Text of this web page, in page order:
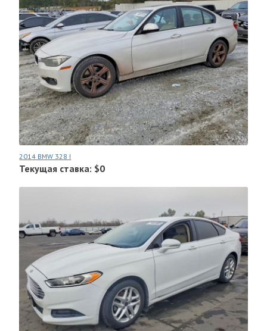
2014 BMW 328 I
Текущая ставка: $0